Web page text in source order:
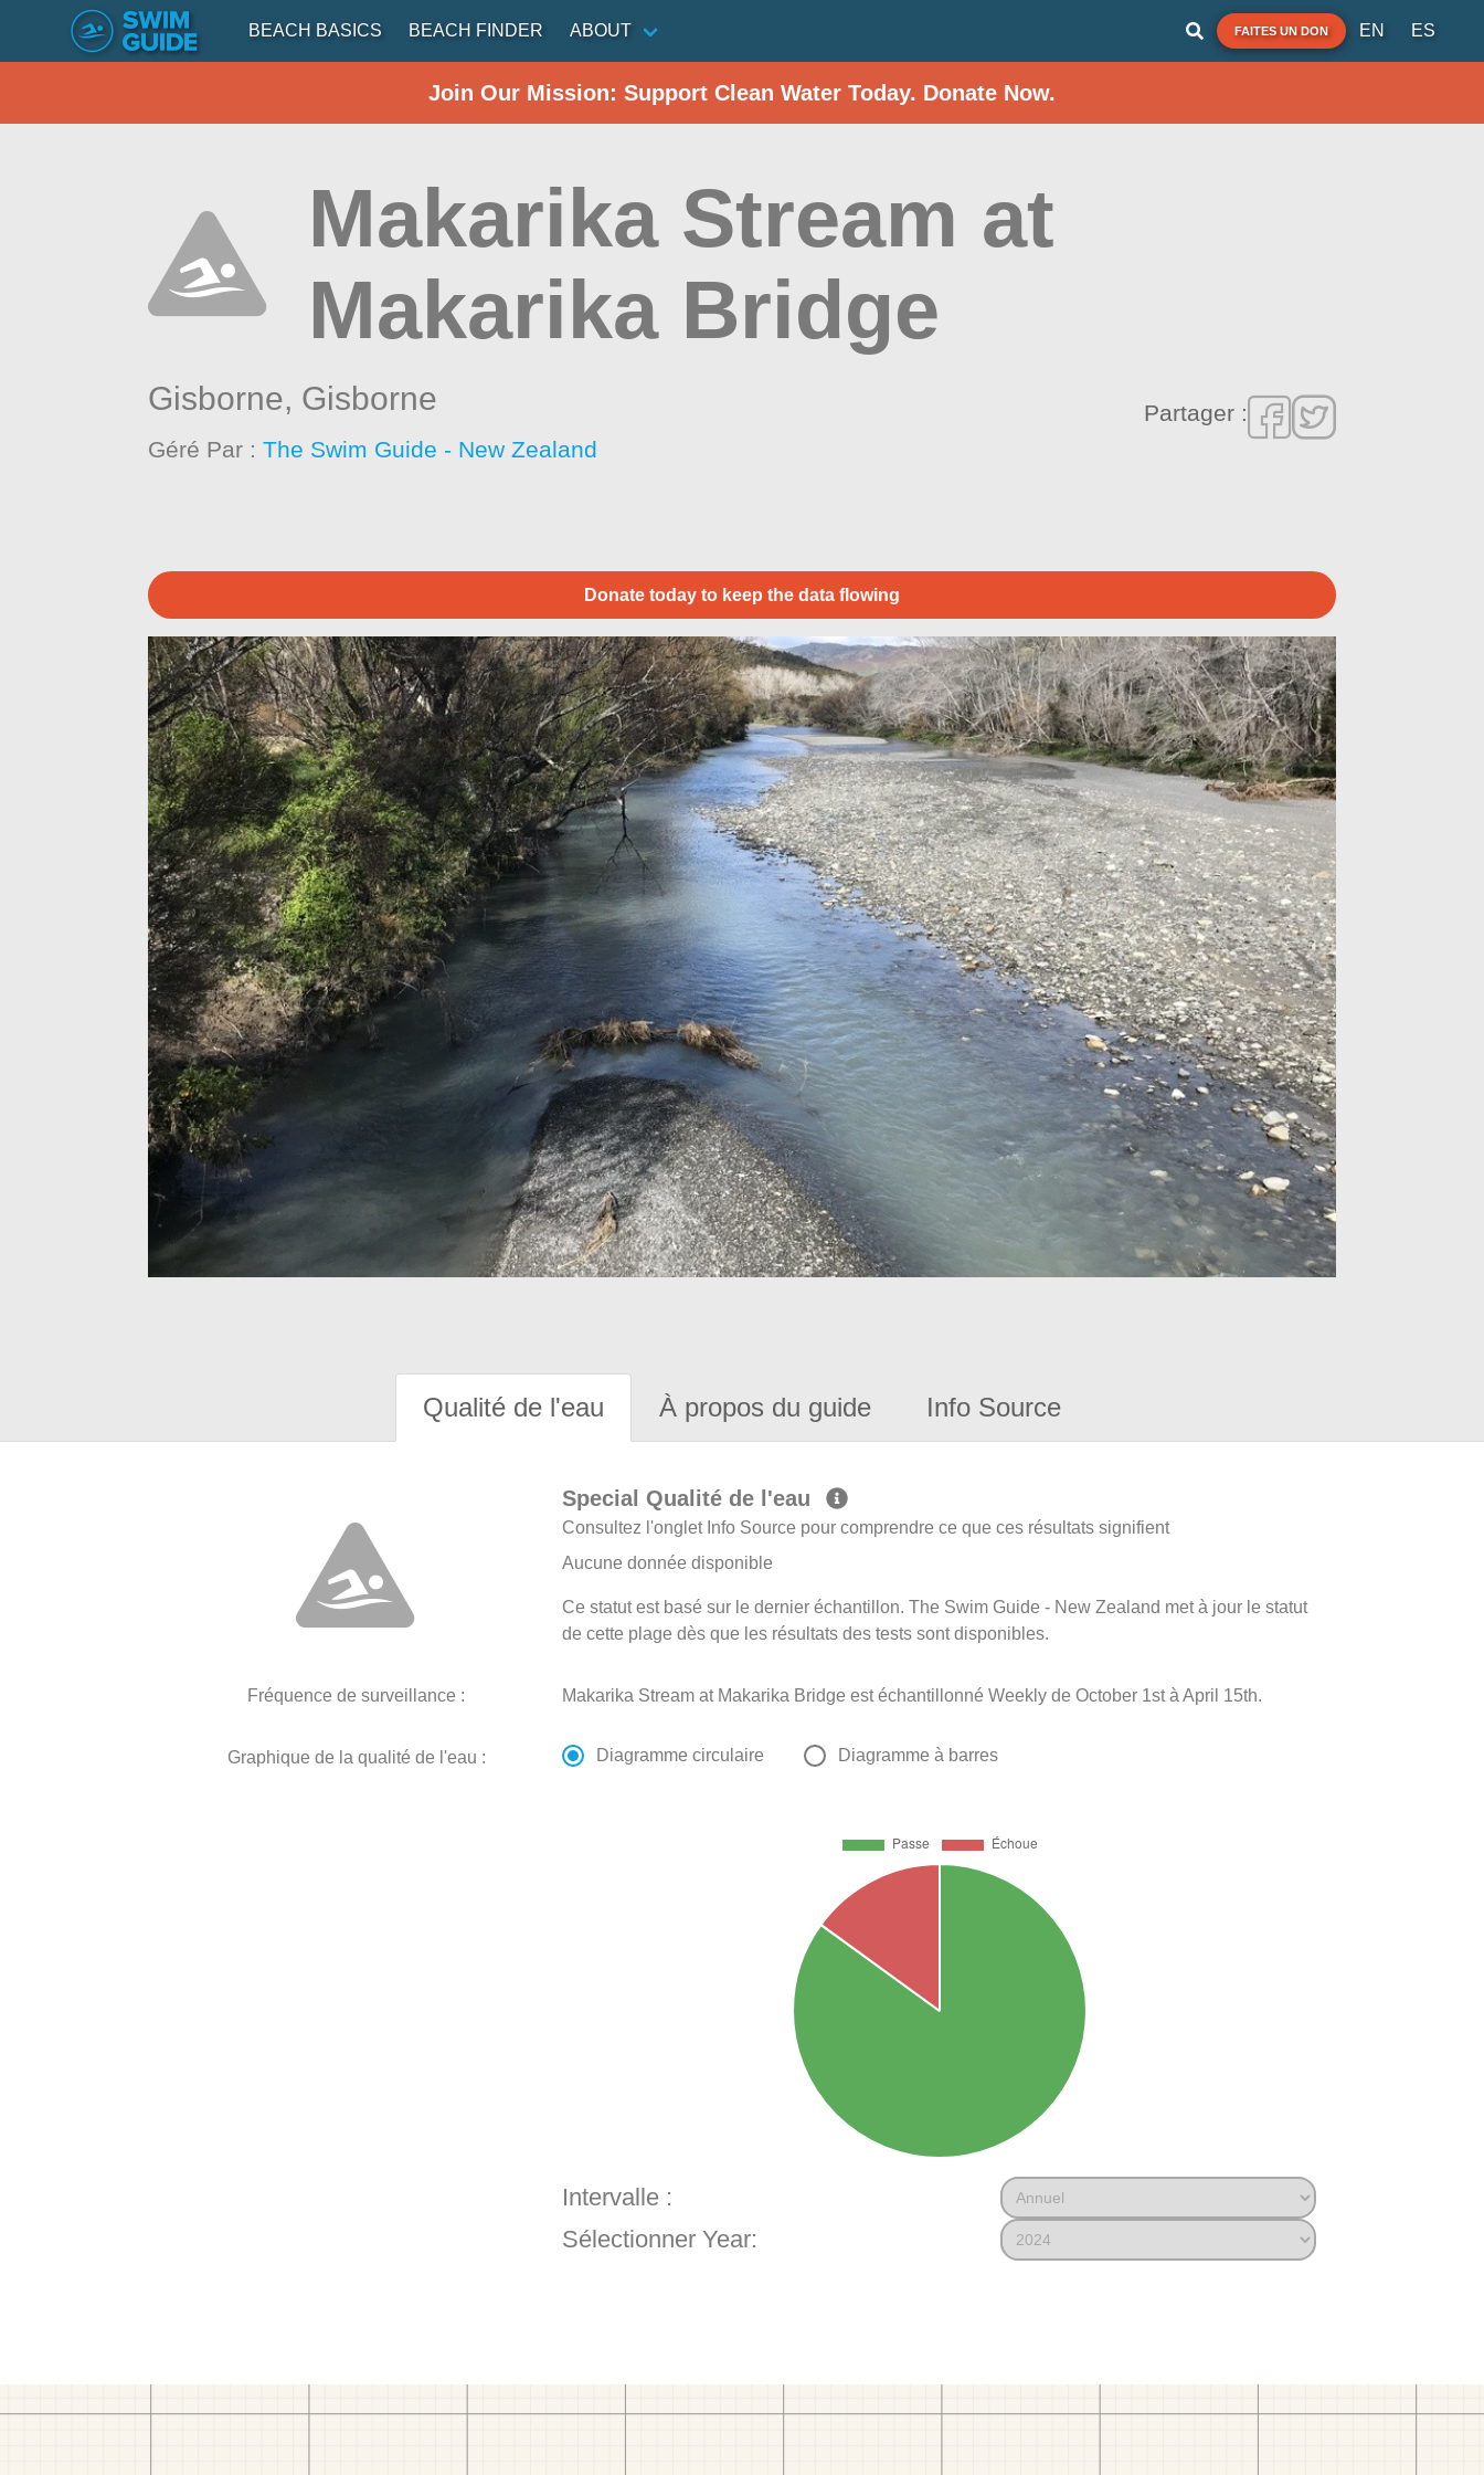
BEACH BASICS BEACH FINDER ABOUT FAITES UN DON EN ES
Join Our Mission: Support Clean Water Today. Donate Now.
Makarika Stream at
Makarika Bridge
Gisborne, Gisborne
Géré Par :The Swim Guide - New Zealand
Partager :
Donate today to keep the data flowing
Qualité de l'eau À propos du guide Info Source
Special Qualité de l'eau
Consultez l'onglet Info Source pour comprendre ce que ces résultats signifient
Aucune donnée disponible
Ce statut est basé sur le dernier échantillon. The Swim Guide - New Zealand met à jour le statut
de cette plage dès que les résultats des tests sont disponibles.
Fréquence de surveillance : Makarika Stream at Makarika Bridge est échantillonné Weekly de October 1st à April 15th.
Graphique de la qualité de l'eau : Diagramme circulaire Diagramme à barres
Intervalle :
Sélectionner Year: